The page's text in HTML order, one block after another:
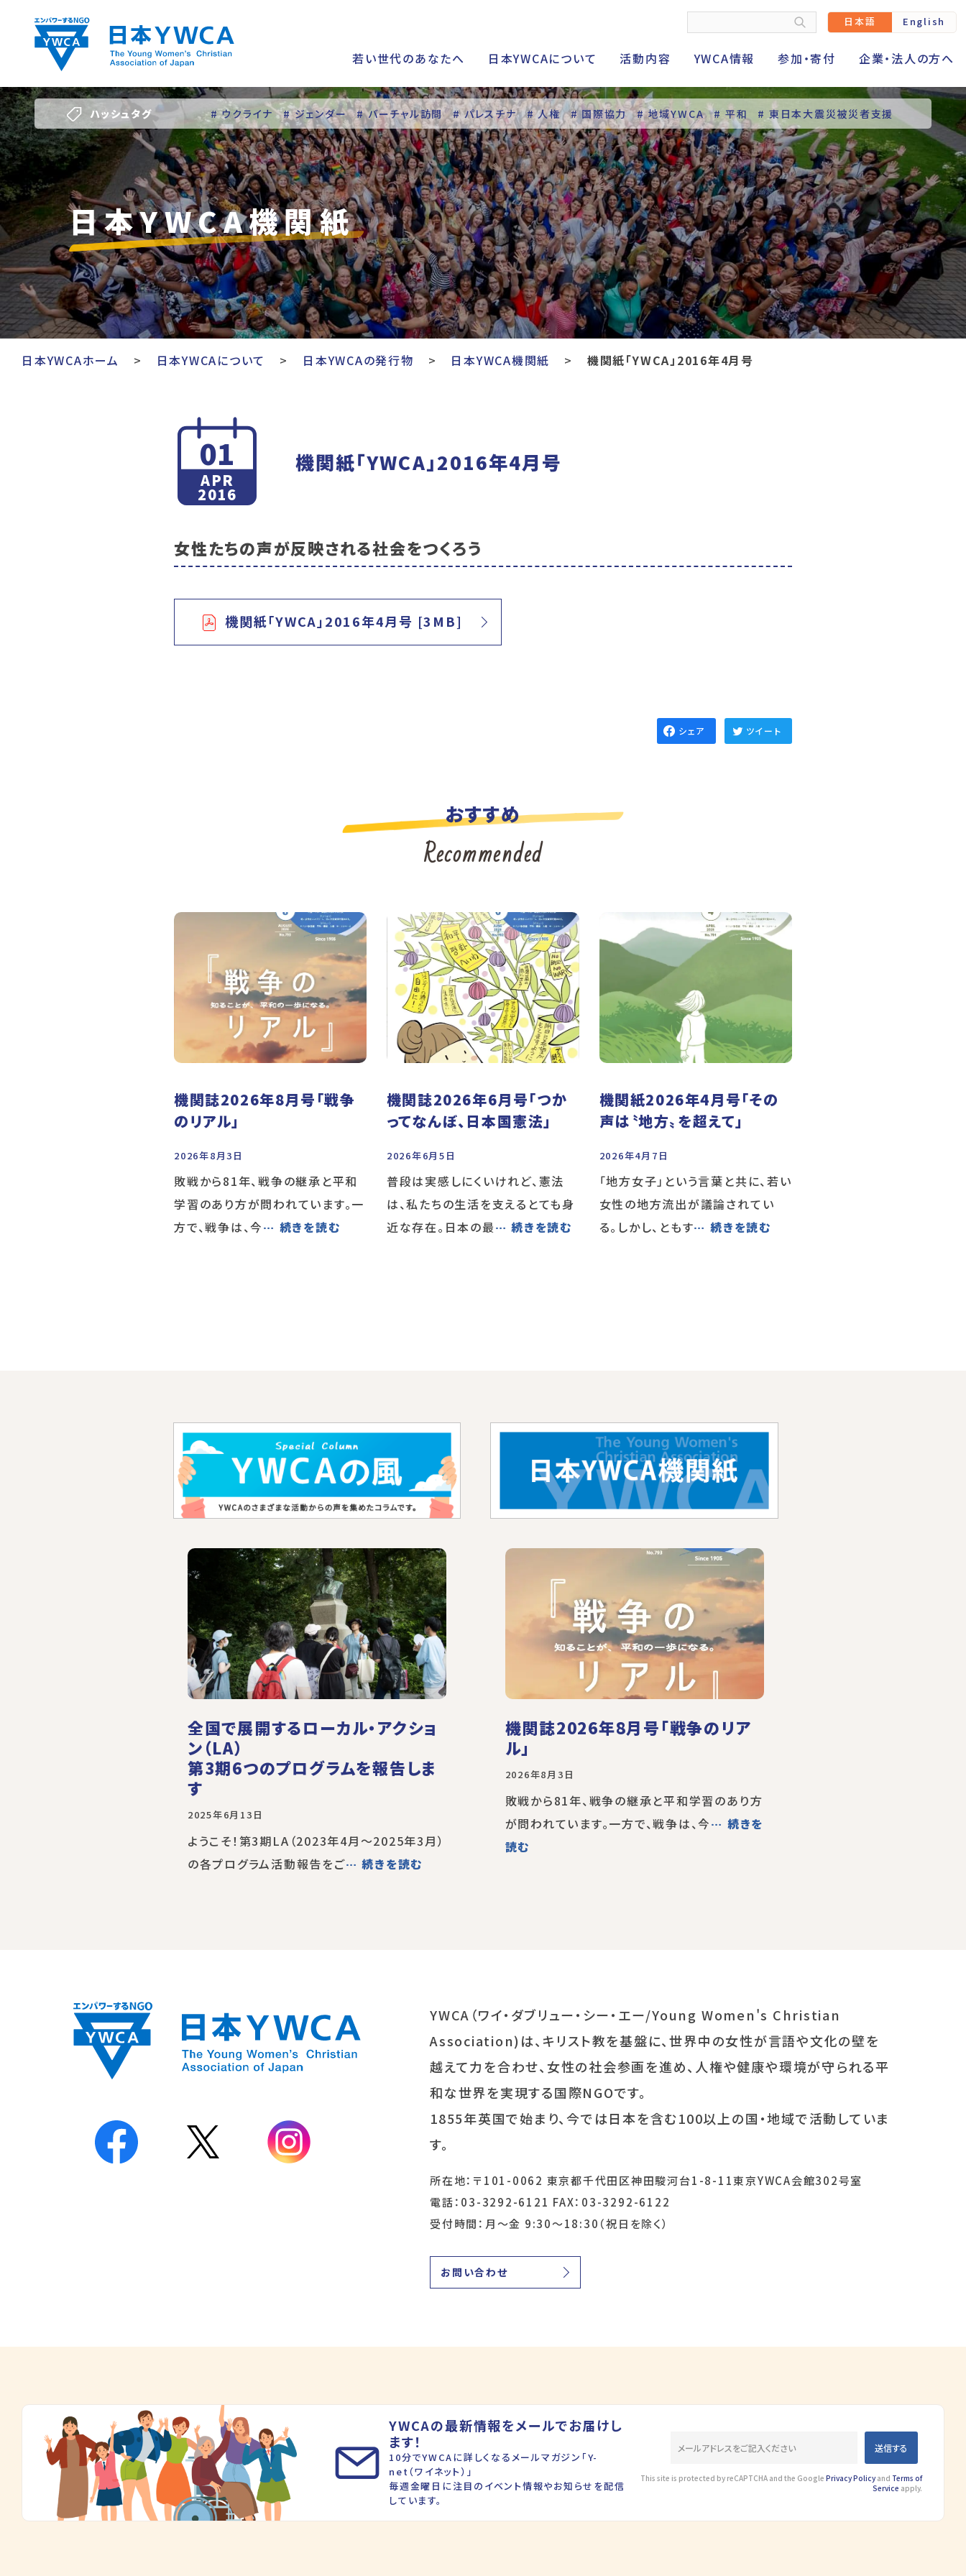
content
日本語 English
若い世代のあなたへ 日本YWCAについて 活動内容 YWCA情報 参加・寄付 企業・法人の方へ
ハッシュタグ # ウクライナ # ジェンダー # バーチャル訪問 # パレスチナ # 人権 # 国際協力 # 地域YWCA # 平和 # 東日本大震災被災者支援
# 若い女性のリーダーシップ
日本YWCA機関紙
日本YWCAホーム 日本YWCAについて 日本YWCAの発行物 日本YWCA機関紙 機関紙「YWCA」2016年4月号
01
APR
2016
機関紙「YWCA」2016年4月号
女性たちの声が反映される社会をつくろう
機関紙「YWCA」2016年4月号 [3MB]
シェア ツイート
おすすめ
Recommended
機関誌2026年8月号「戦争
のリアル」
2026年8月3日
敗戦から81年、戦争の継承と平和
学習のあり方が問われています。一
方で、戦争は、今… 続きを読む
機関誌2026年6月号「つか
ってなんぼ、日本国憲法」
2026年6月5日
普段は実感しにくいけれど、憲法
は、私たちの生活を支えるとても身
近な存在。日本の最… 続きを読む
機関紙2026年4月号「その
声は〝地方〟を超えて」
2026年4月7日
「地方女子」という言葉と共に、若い
女性の地方流出が議論されてい
る。しかし、ともす… 続きを読む
全国で展開するローカル・アクショ
ン（LA）
第3期6つのプログラムを報告しま
す
2025年6月13日
ようこそ！第3期LA（2023年4月～2025年3月）
の各プログラム活動報告をご… 続きを読む
機関誌2026年8月号「戦争のリア
ル」
2026年8月3日
敗戦から81年、戦争の継承と平和学習のあり方
が問われています。一方で、戦争は、今… 続きを
読む
YWCA（ワイ・ダブリュー・シー・エー/Young Women's Christian
Association)は、キリスト教を基盤に、世界中の女性が言語や文化の壁を
越えて力を合わせ、女性の社会参画を進め、人権や健康や環境が守られる平
和な世界を実現する国際NGOです。
1855年英国で始まり、今では日本を含む100以上の国・地域で活動していま
す。
所在地：〒101-0062 東京都千代田区神田駿河台1-8-11東京YWCA会館302号室
電話：03-3292-6121 FAX：03-3292-6122
受付時間：月～金 9:30～18:30（祝日を除く）
お問い合わせ
YWCAの最新情報をメールでお届けし
ます！
10分でYWCAに詳しくなるメールマガジン「Y-
net（ワイネット）」
毎週金曜日に注目のイベント情報やお知らせを配信
しています。
This site is protected by reCAPTCHA and the Google Privacy Policyand Terms of
Service apply.